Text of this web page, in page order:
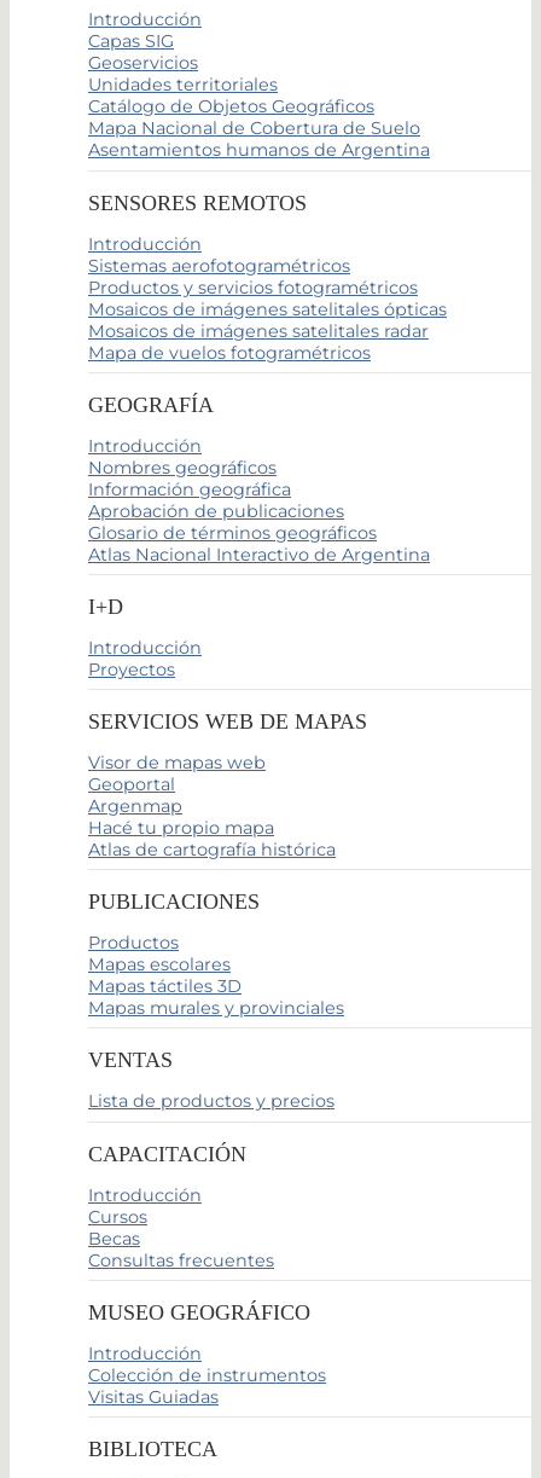
Introducción
Capas SIG
Geoservicios
Unidades territoriales
Catálogo de Objetos Geográficos
Mapa Nacional de Cobertura de Suelo
Asentamientos humanos de Argentina
SENSORES REMOTOS
Introducción
Sistemas aerofotogramétricos
Productos y servicios fotogramétricos
Mosaicos de imágenes satelitales ópticas
Mosaicos de imágenes satelitales radar
Mapa de vuelos fotogramétricos
GEOGRAFÍA
Introducción
Nombres geográficos
Información geográfica
Aprobación de publicaciones
Glosario de términos geográficos
Atlas Nacional Interactivo de Argentina
I+D
Introducción
Proyectos
SERVICIOS WEB DE MAPAS
Visor de mapas web
Geoportal
Argenmap
Hacé tu propio mapa
Atlas de cartografía histórica
PUBLICACIONES
Productos
Mapas escolares
Mapas táctiles 3D
Mapas murales y provinciales
VENTAS
Lista de productos y precios
CAPACITACIÓN
Introducción
Cursos
Becas
Consultas frecuentes
MUSEO GEOGRÁFICO
Introducción
Colección de instrumentos
Visitas Guiadas
BIBLIOTECA